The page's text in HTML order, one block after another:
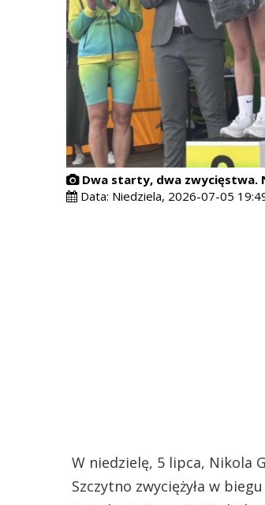
Dwa starty, dwa zwycięstwa.
Data: Niedziela, 2026-07-05
W niedzielę, 5 lipca, Nikola
Szczytno zwyciężyła w